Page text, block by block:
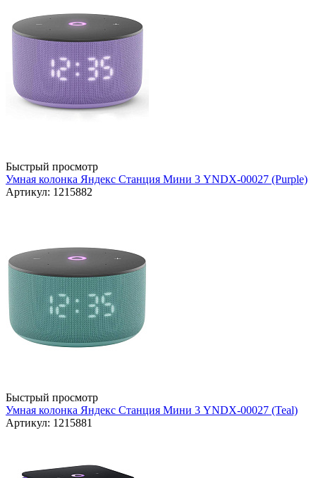
Быстрый просмотр
Умная колонка Яндекс Станция Мини 3 YNDX-00027 (Purple)
Артикул: 1215882
Быстрый просмотр
Умная колонка Яндекс Станция Мини 3 YNDX-00027 (Teal)
Артикул: 1215881